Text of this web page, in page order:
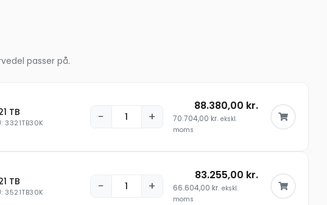
passer på.
TB
3321TB30K − +
88.380,00 kr.
70.704,00 kr. ekskl.
moms
TB
3521TB30K − +
83.255,00 kr.
66.604,00 kr. ekskl.
moms